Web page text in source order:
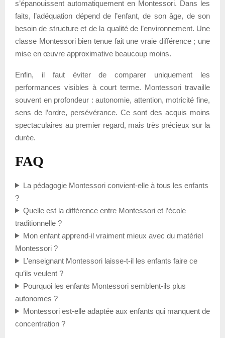
s’épanouissent automatiquement en Montessori. Dans les
faits, l’adéquation dépend de l’enfant, de son âge, de son
besoin de structure et de la qualité de l’environnement. Une
classe Montessori bien tenue fait une vraie différence ; une
mise en œuvre approximative beaucoup moins.
Enfin, il faut éviter de comparer uniquement les
performances visibles à court terme. Montessori travaille
souvent en profondeur : autonomie, attention, motricité fine,
sens de l’ordre, persévérance. Ce sont des acquis moins
spectaculaires au premier regard, mais très précieux sur la
durée.
FAQ
La pédagogie Montessori convient-elle à tous les enfants
?
Quelle est la différence entre Montessori et l’école
traditionnelle ?
Mon enfant apprend-il vraiment mieux avec du matériel
Montessori ?
L’enseignant Montessori laisse-t-il les enfants faire ce
qu’ils veulent ?
Pourquoi les enfants Montessori semblent-ils plus
autonomes ?
Montessori est-elle adaptée aux enfants qui manquent de
concentration ?